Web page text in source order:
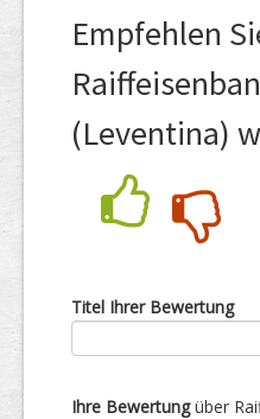
Empfehlen
(Leventina)
Titel Ihrer Bewertung
Ihre Bewertungüber